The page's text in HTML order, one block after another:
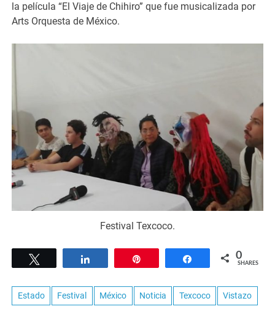
la película “El Viaje de Chihiro” que fue musicalizada por
Arts Orquesta de México.
Festival Texcoco.
Share 0
SHARES
Estado Festival México Noticia Texcoco Vistazo